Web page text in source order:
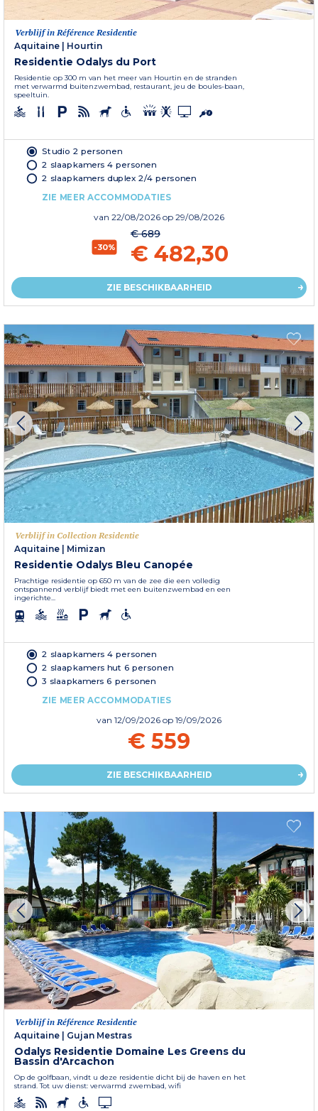
Verblijf in Référence Residentie
Aquitaine
Hourtin
Residentie Odalys du Port
Residentie op 300 m van het meer van Hourtin en de stranden
met verwarmd buitenzwembad, restaurant, jeu de boules-baan,
speeltuin.
Studio 2 personen
2 slaapkamers 4 personen
2 slaapkamers duplex 2/4 personen
ZIE MEER ACCOMMODATIES
van 22/08/2026 op 29/08/2026
-30%
€ 689
€ 482,30
ZIE BESCHIKBAARHEID
Verblijf in Collection Residentie
Aquitaine | Mimizan
Residentie Odalys Bleu Canopée
Prachtige residentie op 650 m van de zee die een volledig
ontspannend verblijf biedt met een buitenzwembad en een
ingerichte...
2 slaapkamers 4 personen
2 slaapkamers hut 6 personen
3 slaapkamers 6 personen
ZIE MEER ACCOMMODATIES
van 12/09/2026 op 19/09/2026
€ 559
ZIE BESCHIKBAARHEID
Verblijf in Référence Residentie
Aquitaine | Gujan Mestras
Odalys Residentie Domaine Les Greens du
Bassin d'Arcachon
Op de golfbaan, vindt u deze residentie dicht bij de haven en het
strand. Tot uw dienst: verwarmd zwembad, wifi